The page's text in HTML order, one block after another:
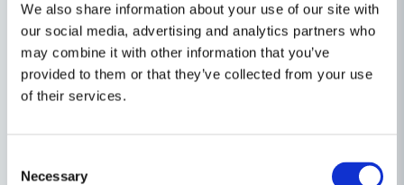
We also share information about your use of our site with
our social media, advertising and analytics partners who
may combine it with other information that you’ve
provided to them or that they’ve collected from your use
of their services.
Selection
Necessary
Produkttyp Sågklinga
Klinghålsdiameter 30mm
Diameter (mm)
Ställ en produktfråga
question
Fråga oss något om denna produkten...
Relaterade kategorier